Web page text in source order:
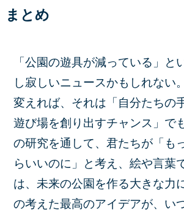
まとめ
「公園の遊具が減っている」と
し寂しいニュースかもしれない
変えれば、それは「自分たちの
遊び場を創り出すチャンス」で
の研究を通して、君たちが「も
らいいのに」と考え、絵や言葉
は、未来の公園を作る大きな力
の考えた最高のアイデアが、い